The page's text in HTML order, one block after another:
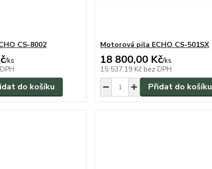
CS-8002
/ks
do košíku
Motorová pila ECHO CS-501SX
18 800,00 Kč/ks
15 537,19 Kč bez DPH
Přidat do košíku